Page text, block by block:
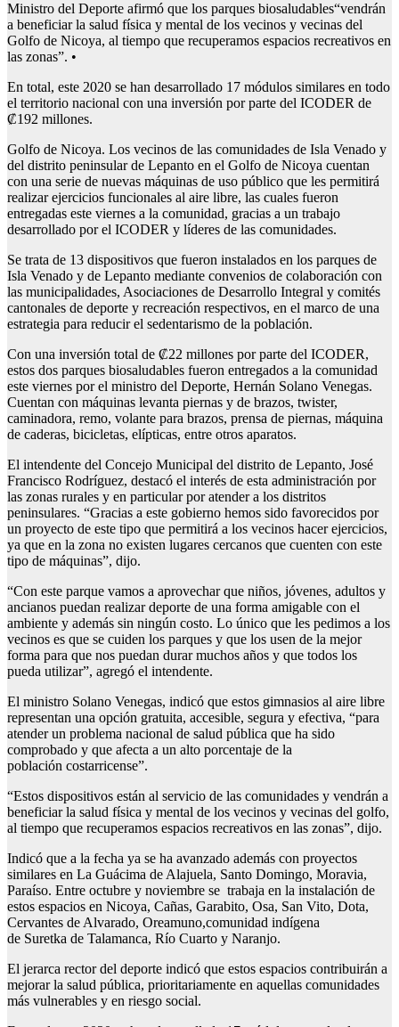
Ministro del Deporte afirmó que los parques biosaludables“vendrán
a beneficiar la salud física y mental de los vecinos y vecinas del
Golfo de Nicoya, al tiempo que recuperamos espacios recreativos en
las zonas”. •
En total, este 2020 se han desarrollado 17 módulos similares en todo
el territorio nacional con una inversión por parte del ICODER de
₡192 millones.
Golfo de Nicoya. Los vecinos de las comunidades de Isla Venado y
del distrito peninsular de Lepanto en el Golfo de Nicoya cuentan
con una serie de nuevas máquinas de uso público que les permitirá
realizar ejercicios funcionales al aire libre, las cuales fueron
entregadas este viernes a la comunidad, gracias a un trabajo
desarrollado por el ICODER y líderes de las comunidades.
Se trata de 13 dispositivos que fueron instalados en los parques de
Isla Venado y de Lepanto mediante convenios de colaboración con
las municipalidades, Asociaciones de Desarrollo Integral y comités
cantonales de deporte y recreación respectivos, en el marco de una
estrategia para reducir el sedentarismo de la población.
Con una inversión total de ₡22 millones por parte del ICODER,
estos dos parques biosaludables fueron entregados a la comunidad
este viernes por el ministro del Deporte, Hernán Solano Venegas.
Cuentan con máquinas levanta piernas y de brazos, twister,
caminadora, remo, volante para brazos, prensa de piernas, máquina
de caderas, bicicletas, elípticas, entre otros aparatos.
El intendente del Concejo Municipal del distrito de Lepanto, José
Francisco Rodríguez, destacó el interés de esta administración por
las zonas rurales y en particular por atender a los distritos
peninsulares. “Gracias a este gobierno hemos sido favorecidos por
un proyecto de este tipo que permitirá a los vecinos hacer ejercicios,
ya que en la zona no existen lugares cercanos que cuenten con este
tipo de máquinas”, dijo.
“Con este parque vamos a aprovechar que niños, jóvenes, adultos y
ancianos puedan realizar deporte de una forma amigable con el
ambiente y además sin ningún costo. Lo único que les pedimos a los
vecinos es que se cuiden los parques y que los usen de la mejor
forma para que nos puedan durar muchos años y que todos los
pueda utilizar”, agregó el intendente.
El ministro Solano Venegas, indicó que estos gimnasios al aire libre
representan una opción gratuita, accesible, segura y efectiva, “para
atender un problema nacional de salud pública que ha sido
comprobado y que afecta a un alto porcentaje de la
población costarricense”.
“Estos dispositivos están al servicio de las comunidades y vendrán a
beneficiar la salud física y mental de los vecinos y vecinas del golfo,
al tiempo que recuperamos espacios recreativos en las zonas”, dijo.
Indicó que a la fecha ya se ha avanzado además con proyectos
similares en La Guácima de Alajuela, Santo Domingo, Moravia,
Paraíso. Entre octubre y noviembre se trabaja en la instalación de
estos espacios en Nicoya, Cañas, Garabito, Osa, San Vito, Dota,
Cervantes de Alvarado, Oreamuno,comunidad indígena
de Suretka de Talamanca, Río Cuarto y Naranjo.
El jerarca rector del deporte indicó que estos espacios contribuirán a
mejorar la salud pública, prioritariamente en aquellas comunidades
más vulnerables y en riesgo social.